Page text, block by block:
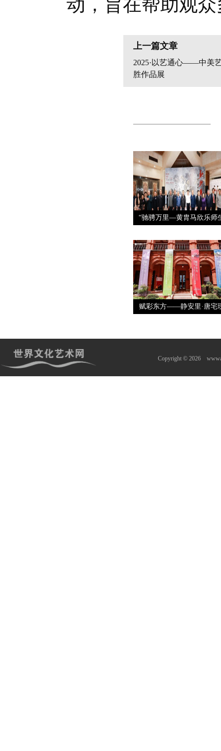
动，旨在帮助观
上一篇文章
2025·以艺通心——中美
胜作品展
“驰骋万里—黄胄马欣乐师
赋彩东方——静安里·唐宅
Copyright © 2026